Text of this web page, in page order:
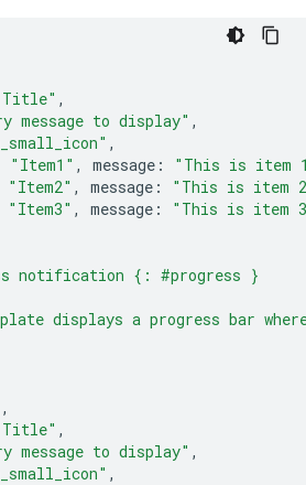
Title" ,
message to display" ,
,
"Item1" , message :
"This is item
"Item2" , message :
"This is item
"Item3" , message :
"This is item
notification {: #progress }
displays a progress bar
,
Title" ,
message to display" ,
,